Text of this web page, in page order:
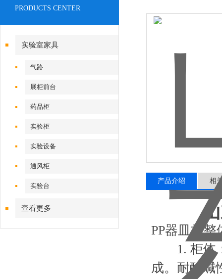
PRODUCTS CENTER
实验室家具
气路
展柜前台
药品柜
实验柜
实验设备
通风柜
实验台
查看更多
产品介绍 相
PP器皿柜整
1. 柜体：
成。耐酸碱